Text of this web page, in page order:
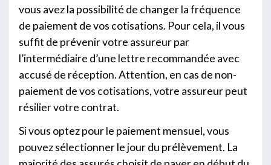
vous avez la possibilité de changer la fréquence
de paiement de vos cotisations. Pour cela, il vous
suffit de prévenir votre assureur par
l’intermédiaire d’une lettre recommandée avec
accusé de réception. Attention, en cas de non-
paiement de vos cotisations, votre assureur peut
résilier votre contrat.
Si vous optez pour le paiement mensuel, vous
pouvez sélectionner le jour du prélèvement. La